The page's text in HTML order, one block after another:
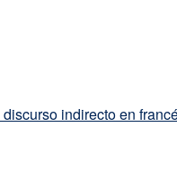
discurso indirecto en